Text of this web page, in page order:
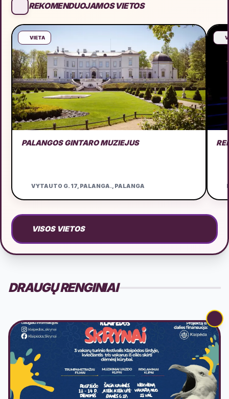
REKOMENDUOJAMOS VIETOS
VIETA
PALANGOS GINTARO MUZIEJUS
VYTAUTO G. 17, PALANGA., PALANGA
VISOS VIETOS
DRAUGŲ RENGINIAI